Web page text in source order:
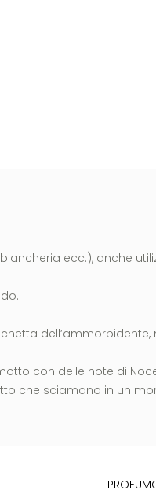
ecc.), anche
con delle note di
che sciamano in un